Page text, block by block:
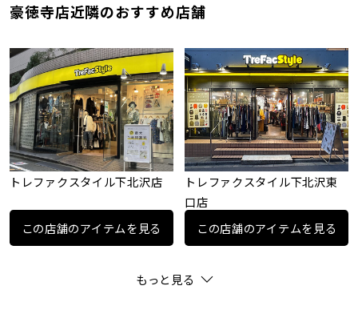
豪徳寺店近隣のおすすめ店舗
トレファクスタイル下北沢店
この店舗のアイテムを見る
トレファクスタイル下北沢東
口店
この店舗のアイテムを見る
もっと見る